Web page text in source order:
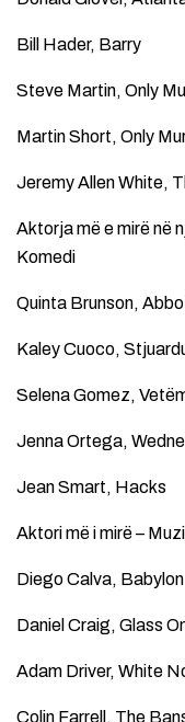
Bill Hader, Barry
Steve Martin, Only
Martin Short, Only
Jeremy Allen White,
Aktorja më e mirë në
Komedi
Quinta Brunson,
Kaley Cuoco,
Selena Gomez,
Jenna Ortega,
Jean Smart, Hacks
Aktori më i mirë –
Diego Calva, Babylon
Daniel Craig, Glass
Adam Driver, White
Colin Farrell, The